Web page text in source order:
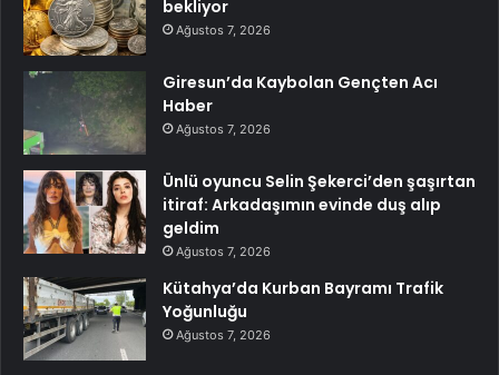
bekliyor
Ağustos 7, 2026
Giresun’da Kaybolan Gençten Acı
Haber
Ağustos 7, 2026
Ünlü oyuncu Selin Şekerci’den şaşırtan
itiraf: Arkadaşımın evinde duş alıp
geldim
Ağustos 7, 2026
Kütahya’da Kurban Bayramı Trafik
Yoğunluğu
Ağustos 7, 2026